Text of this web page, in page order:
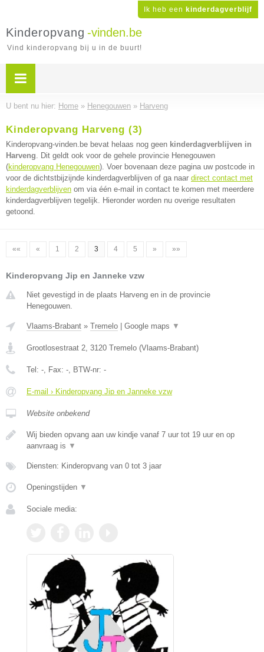
Ik heb een kinderdagverblijf
Kinderopvang -vinden.be
Vind kinderopvang bij u in de buurt!
U bent nu hier: Home » Henegouwen » Harveng
Kinderopvang Harveng (3)
Kinderopvang-vinden.be bevat helaas nog geen kinderdagverblijven in
Harveng. Dit geldt ook voor de gehele provincie Henegouwen
(kinderopvang Henegouwen). Voer bovenaan deze pagina uw postcode in
voor de dichtstbijzijnde kinderdagverblijven of ga naar direct contact met
kinderdagverblijven om via één e-mail in contact te komen met meerdere
kinderdagverblijven tegelijk. Hieronder worden nu overige resultaten
getoond.
«« « 1 2 3 4 5 » »»
Kinderopvang Jip en Janneke vzw
Niet gevestigd in de plaats Harveng en in de provincie
Henegouwen.
Vlaams-Brabant » Tremelo Google maps ▼
Grootlosestraat 2, 3120 Tremelo (Vlaams-Brabant)
Tel: -, Fax: -, BTW-nr: -
E-mail › Kinderopvang Jip en Janneke vzw
Website onbekend
Wij bieden opvang aan uw kindje vanaf 7 uur tot 19 uur en op
aanvraag is ▼
Diensten: Kinderopvang van 0 tot 3 jaar
Openingstijden ▼
Sociale media: